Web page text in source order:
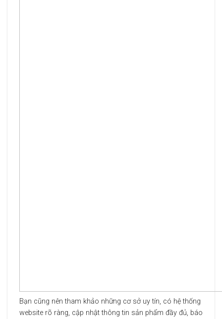
Bạn cũng nên tham khảo những cơ sở uy tín, có hệ thống
website rõ ràng, cập nhật thông tin sản phẩm đầy đủ, báo